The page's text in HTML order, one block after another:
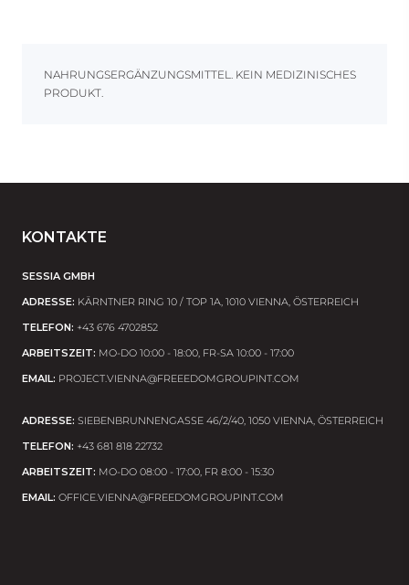
NAHRUNGSERGÄNZUNGSMITTEL. KEIN MEDIZINISCHES
PRODUKT.
KONTAKTE
SESSIA GMBH
ADRESSE: KÄRNTNER RING 10 / TOP 1A, 1010 VIENNA, ÖSTERREICH
TELEFON: +43 676 4702852
ARBEITSZEIT: MO-DO 10:00 - 18:00, FR-SA 10:00 - 17:00
EMAIL: PROJECT.VIENNA@FREEEDOMGROUPINT.COM
ADRESSE: SIEBENBRUNNENGASSE 46/2/40, 1050 VIENNA, ÖSTERREICH
TELEFON: +43 681 818 22732
ARBEITSZEIT: MO-DO 08:00 - 17:00, FR 8:00 - 15:30
EMAIL: OFFICE.VIENNA@FREEDOMGROUPINT.COM